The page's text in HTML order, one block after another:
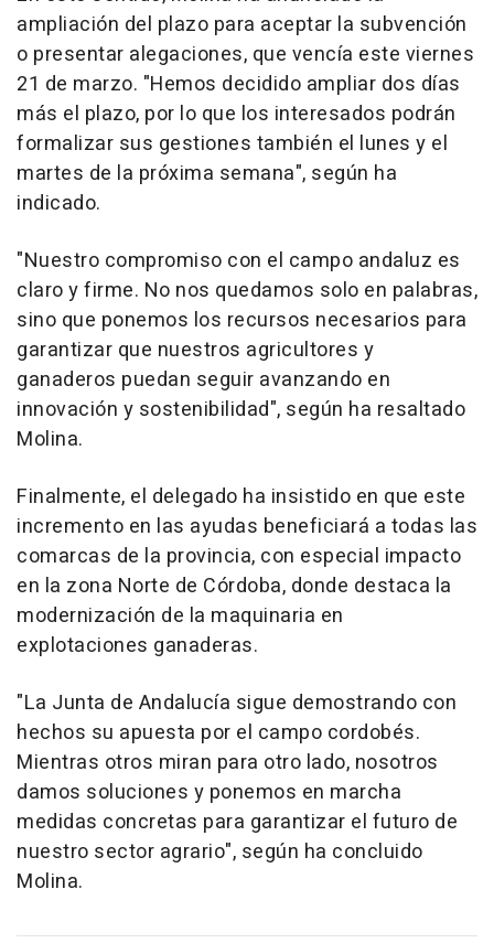
ampliación del plazo para aceptar la subvención
o presentar alegaciones, que vencía este viernes
21 de marzo. "Hemos decidido ampliar dos días
más el plazo, por lo que los interesados podrán
formalizar sus gestiones también el lunes y el
martes de la próxima semana", según ha
indicado.
"Nuestro compromiso con el campo andaluz es
claro y firme. No nos quedamos solo en palabras,
sino que ponemos los recursos necesarios para
garantizar que nuestros agricultores y
ganaderos puedan seguir avanzando en
innovación y sostenibilidad", según ha resaltado
Molina.
Finalmente, el delegado ha insistido en que este
incremento en las ayudas beneficiará a todas las
comarcas de la provincia, con especial impacto
en la zona Norte de Córdoba, donde destaca la
modernización de la maquinaria en
explotaciones ganaderas.
"La Junta de Andalucía sigue demostrando con
hechos su apuesta por el campo cordobés.
Mientras otros miran para otro lado, nosotros
damos soluciones y ponemos en marcha
medidas concretas para garantizar el futuro de
nuestro sector agrario", según ha concluido
Molina.